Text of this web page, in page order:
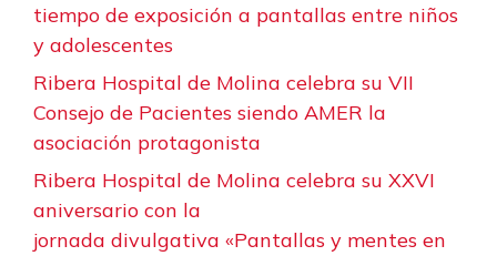
tiempo de exposición a pantallas entre niños
y adolescentes
Ribera Hospital de Molina celebra su VII
Consejo de Pacientes siendo AMER la
asociación protagonista
Ribera Hospital de Molina celebra su XXVI
aniversario con la
jornada divulgativa «Pantallas y mentes en